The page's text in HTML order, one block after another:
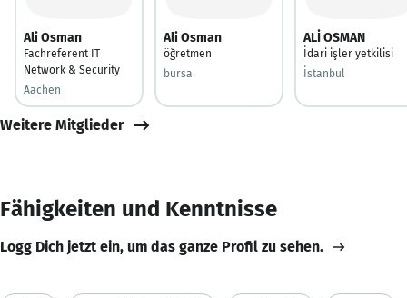
Ali Osman
Fachreferent IT
Network & Security
Aachen
Ali Osman
öğretmen
bursa
ALİ OSMAN
İdari işler yetkilisi
İstanbul
Weitere Mitglieder
Fähigkeiten und Kenntnisse
Logg Dich jetzt ein, um das ganze Profil zu sehen.